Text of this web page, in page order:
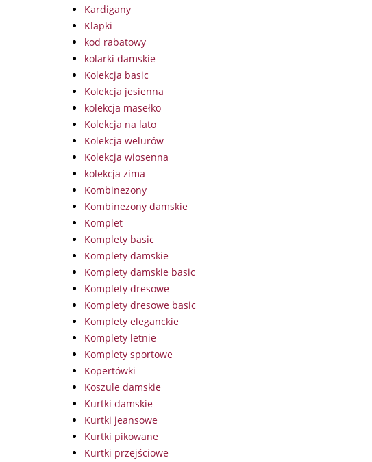
Kardigany
Klapki
kod rabatowy
kolarki damskie
Kolekcja basic
Kolekcja jesienna
kolekcja masełko
Kolekcja na lato
Kolekcja welurów
Kolekcja wiosenna
kolekcja zima
Kombinezony
Kombinezony damskie
Komplet
Komplety basic
Komplety damskie
Komplety damskie basic
Komplety dresowe
Komplety dresowe basic
Komplety eleganckie
Komplety letnie
Komplety sportowe
Kopertówki
Koszule damskie
Kurtki damskie
Kurtki jeansowe
Kurtki pikowane
Kurtki przejściowe